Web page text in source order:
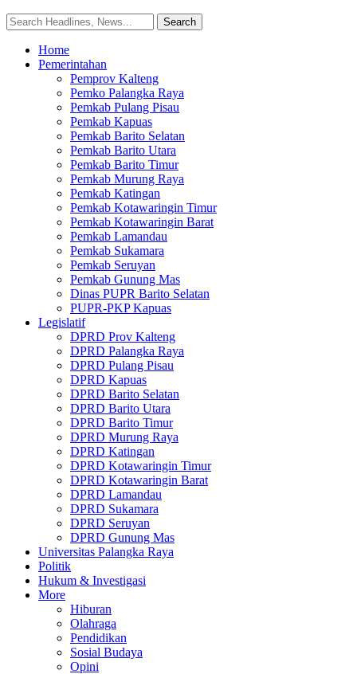
Home
Pemerintahan
Pemprov Kalteng
Pemko Palangka Raya
Pemkab Pulang Pisau
Pemkab Kapuas
Pemkab Barito Selatan
Pemkab Barito Utara
Pemkab Barito Timur
Pemkab Murung Raya
Pemkab Katingan
Pemkab Kotawaringin Timur
Pemkab Kotawaringin Barat
Pemkab Lamandau
Pemkab Sukamara
Pemkab Seruyan
Pemkab Gunung Mas
Dinas PUPR Barito Selatan
PUPR-PKP Kapuas
Legislatif
DPRD Prov Kalteng
DPRD Palangka Raya
DPRD Pulang Pisau
DPRD Kapuas
DPRD Barito Selatan
DPRD Barito Utara
DPRD Barito Timur
DPRD Murung Raya
DPRD Katingan
DPRD Kotawaringin Timur
DPRD Kotawaringin Barat
DPRD Lamandau
DPRD Sukamara
DPRD Seruyan
DPRD Gunung Mas
Universitas Palangka Raya
Politik
Hukum & Investigasi
More
Hiburan
Olahraga
Pendidikan
Sosial Budaya
Opini